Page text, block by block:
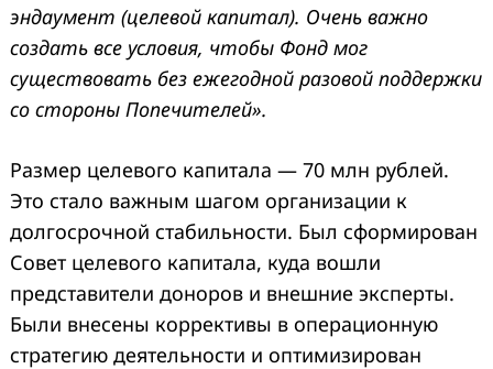
эндаумент (целевой капитал). Очень важно
создать все условия, чтобы Фонд мог
существовать без ежегодной разовой поддержки
со стороны Попечителей».
Размер целевого капитала — 70 млн рублей.
Это стало важным шагом организации к
долгосрочной стабильности. Был сформирован
Совет целевого капитала, куда вошли
представители доноров и внешние эксперты.
Были внесены коррективы в операционную
стратегию деятельности и оптимизирован